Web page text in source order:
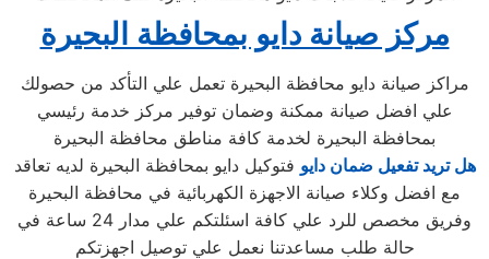
مركز صيانة دايو بمحافظة البحيرة
مراكز صيانة دايو محافظة البحيرة تعمل علي التأكد من حصولك
علي افضل صيانة ممكنة وضمان توفير مركز خدمة رئيسي
بمحافظة البحيرة لخدمة كافة مناطق محافظة البحيرة
هل تريد تفعيل ضمان دايو فتوكيل دايو بمحافظة البحيرة لديه تعاقد
مع افضل وكلاء صيانة الاجهزة الكهربائية في محافظة البحيرة
وفريق مخصص للرد علي كافة اسئلتكم علي مدار 24 ساعة في
حالة طلب مساعدتنا نعمل علي توصيل اجهزتكم